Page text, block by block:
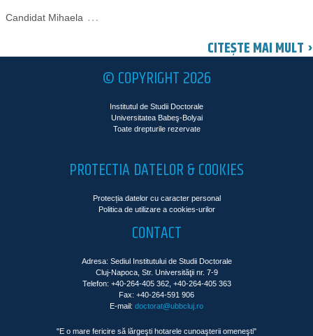
Candidat Mihaela …
CITEȘTE MAI MULT ›
© COPYRIGHT 2026
Institutul de Studii Doctorale
Universitatea Babeş-Bolyai
Toate drepturile rezervate
PROTECTIA DATELOR & COOKIES
Protecția datelor cu caracter personal
Politica de utilizare a cookies-urilor
CONTACT
Adresa: Sediul Institutului de Studii Doctorale
Cluj-Napoca, Str. Universităţii nr. 7-9
Telefon: +40-264-405 362, +40-264-405 363
Fax: +40-264-591 906
E-mail: doctorat@ubbcluj.ro
"E o mare fericire să lărgeşti hotarele cunoaşterii omeneşti"